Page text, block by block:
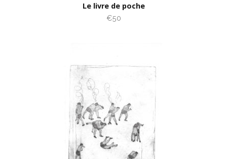
Le livre de poche
€50